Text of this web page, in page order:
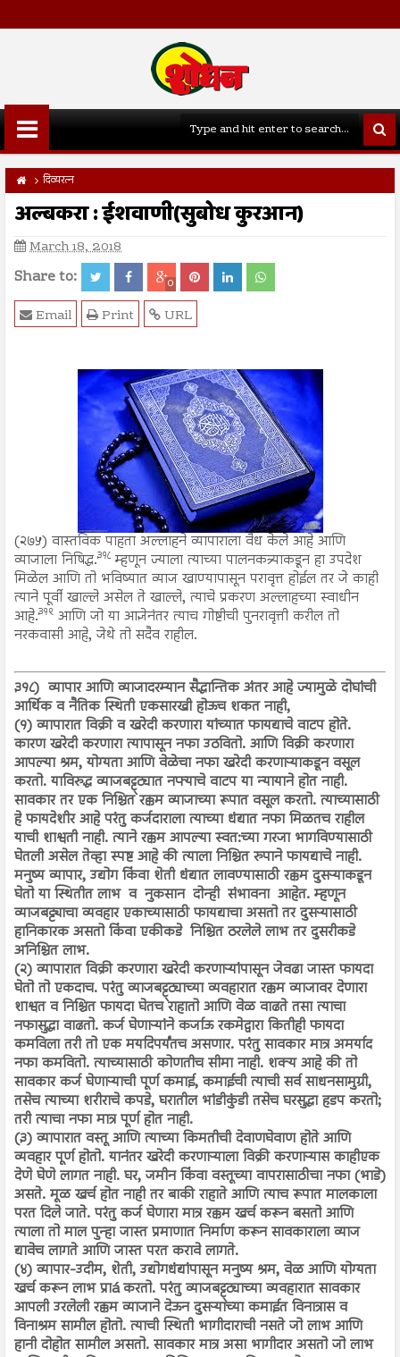
दिव्यरत्न
अल्बकरा : ईशवाणी(सुबोध कुरआन)
March 18, 2018
Share to: 0
URL
Print
Email
(२७५) वास्तविक पाहता अल्लाहने व्यापाराला वैध केले आहे आणि
व्याजाला निषिद्ध.३१८म्हणून ज्याला त्याच्या पालनकत्र्याकडून हा उपदेश
मिळेल आणि तो भविष्यात व्याज खाण्यापासून परावृत्त होईल तर जे काही
त्याने पूर्वी खाल्ले असेल ते खाल्ले, त्याचे प्रकरण अल्लाहच्या स्वाधीन
आहे.३१९ आणि जो या आज्ञेनंतर त्याच गोष्टीची पुनरावृत्ती करील तो
नरकवासी आहे, जेथे तो सदैव राहील.
३१८) व्यापार आणि व्याजादरम्यान सैद्धान्तिक अंतर आहे ज्यामुळे दोघांची
आर्थिक व नैतिक स्थिती एकसारखी होऊच शकत नाही,
(१) व्यापारात विक्री व खरेदी करणारा यांच्यात फायद्याचे वाटप होते.
कारण खरेदी करणारा त्यापासून नफा उठवितो. आणि विक्री करणारा
आपल्या श्रम, योग्यता आणि वेळेचा नफा खरेदी करणाऱ्याकडून वसूल
करतो. याविरुद्ध व्याजबट्ट्ट्यात नफ्याचे वाटप या न्यायाने होत नाही.
सावकार तर एक निश्चित रक्कम व्याजाच्या रूपात वसूल करतो. त्याच्यासाठी
हे फायदेशीर आहे परंतु कर्जदाराला त्याच्या धंद्यात नफा मिळतच राहील
याची शाश्वती नाही. त्याने रक्कम आपल्या स्वत:च्या गरजा भागविण्यासाठी
घेतली असेल तेव्हा स्पष्ट आहे की त्याला निश्चित रुपाने फायद्याचे नाही.
मनुष्य व्यापार, उद्योग किंवा शेती धंद्यात लावण्यासाठी रक्कम दुसऱ्याकडून
घेतो या स्थितीत लाभ व नुकसान दोन्ही संभावना आहेत. म्हणून
व्याजबट्ट्याचा व्यवहार एकाच्यासाठी फायद्याचा असतो तर दुसऱ्यासाठी
हानिकारक असतो किंवा एकीकडे निश्चित ठरलेले लाभ तर दुसरीकडे
अनिश्चित लाभ.
(२) व्यापारात विक्री करणारा खरेदी करणाऱ्यांपासून जेवढा जास्त फायदा
घेतो तो एकदाच. परंतु व्याजबट्ट्ट्याच्या व्यवहारात रक्कम व्याजावर देणारा
शाश्वत व निश्चित फायदा घेतच राहातो आणि वेळ वाढते तसा त्याचा
नफासुद्धा वाढतो. कर्ज घेणाऱ्यांने कर्जाऊ रकमेद्वारा कितीही फायदा
कमविला तरी तो एक मर्यादेपर्यंतच असणार. परंतु सावकार मात्र अमर्याद
नफा कमवितो. त्याच्यासाठी कोणतीच सीमा नाही. शक्य आहे की तो
सावकार कर्ज घेणाऱ्याची पूर्ण कमाई, कमाईची त्याची सर्व साधनसामुग्री,
तसेच त्याच्या शरीराचे कपडे, घरातील भांडीकुंडी तसेच घरसुद्धा हडप करतो;
तरी त्याचा नफा मात्र पूर्ण होत नाही.
(३) व्यापारात वस्तू आणि त्याच्या किमतीची देवाणघेवाण होते आणि
व्यवहार पूर्ण होतो. यानंतर खरेदी करणाऱ्याला विक्री करणाऱ्यास काहीएक
देणे घेणे लागत नाही. घर, जमीन किंवा वस्तूच्या वापरासाठीचा नफा (भाडे)
असते. मूळ खर्च होत नाही तर बाकी राहाते आणि त्याच रूपात मालकाला
परत दिले जाते. परंतु कर्ज घेणारा मात्र रक्कम खर्च करून बसतो आणि
त्याला तो माल पुन्हा जास्त प्रमाणात निर्माण करून सावकाराला व्याज
द्यावेच लागते आणि जास्त परत करावे लागते.
(४) व्यापार-उदीम, शेती, उद्योगधंद्यांपासून मनुष्य श्रम, वेळ आणि योग्यता
खर्च करून लाभ प्राá करतो. परंतु व्याजबट्ट्ट्याच्या व्यवहारात सावकार
आपली उरलेली रक्कम व्याजाने देऊन दुसऱ्याच्या कमाईत विनात्रास व
विनाश्रम सामील होतो. त्याची स्थिती भागीदाराची नसते जो लाभ आणि
हानी दोहोत सामील असतो. सावकार मात्र असा भागीदार असतो जो लाभ